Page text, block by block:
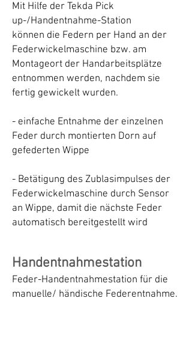
Mit Hilfe der Tekda Pick
up-/Handentnahme-Station
können die Federn per Hand an der
Federwickelmaschine bzw. am
Montageort der Handarbeitsplätze
entnommen werden, nachdem sie
fertig gewickelt wurden.
- einfache Entnahme der einzelnen
Feder durch montierten Dorn auf
gefederten Wippe
- Betätigung des Zublasimpulses der
Federwickelmaschine durch Sensor
an Wippe, damit die nächste Feder
automatisch bereitgestellt wird
Handentnahmestation
Feder-Handentnahmestation für die
manuelle/ händische Federentnahme.